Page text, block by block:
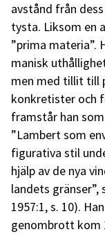
avstånd från
tysta. Liksom en
”prima materia”.
manisk
men med tillit till
konkretister och
framstår han
”Lambert som
figurativa stil
hjälp av de nya
landets gränser”,
1957:1, s. 10).
genombrott kom